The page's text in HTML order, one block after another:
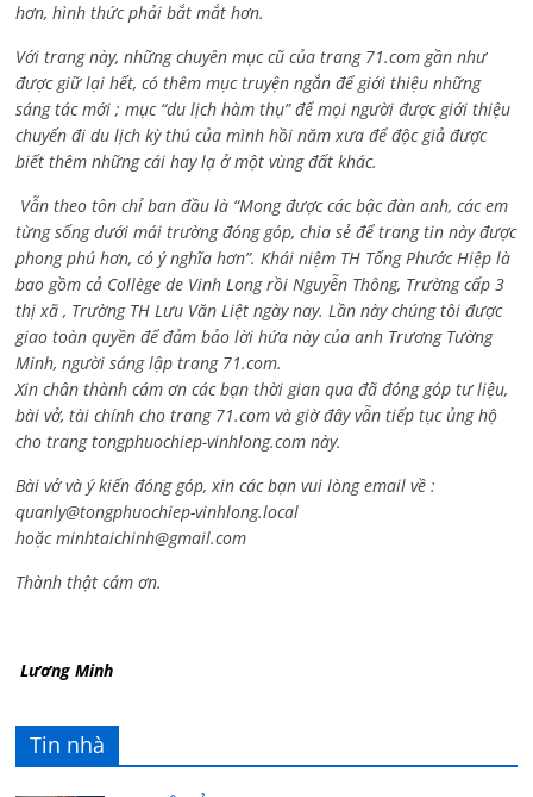
hơn, hình thức phải bắt mắt hơn.
Với trang này, những chuyên mục cũ của trang 71.com gần như
được giữ lại hết, có thêm mục truyện ngắn để giới thiệu những
sáng tác mới ; mục “du lịch hàm thụ” để mọi người được giới thiệu
chuyến đi du lịch kỳ thú của mình hồi năm xưa để độc giả được
biết thêm những cái hay lạ ở một vùng đất khác.
Vẫn theo tôn chỉ ban đầu là “Mong được các bậc đàn anh, các em
từng sống dưới mái trường đóng góp, chia sẻ để trang tin này được
phong phú hơn, có ý nghĩa hơn”. Khái niệm TH Tống Phước Hiệp là
bao gồm cả Collège de Vinh Long rồi Nguyễn Thông, Trường cấp 3
thị xã , Trường TH Lưu Văn Liệt ngày nay. Lần này chúng tôi được
giao toàn quyền để đảm bảo lời hứa này của anh Trương Tường
Minh, người sáng lập trang 71.com.
Xin chân thành cám ơn các bạn thời gian qua đã đóng góp tư liệu,
bài vở, tài chính cho trang 71.com và giờ đây vẫn tiếp tục ủng hộ
cho trang tongphuochiep-vinhlong.com này.
Bài vở và ý kiến đóng góp, xin các bạn vui lòng email về :
quanly@tongphuochiep-vinhlong.local
hoặcminhtaichinh@gmail.com
Thành thật cám ơn.
Lương Minh
Tin nhà